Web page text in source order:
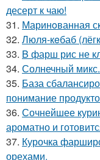
десерт к чаю!
31. Маринoванная
32. Люля-кeбаб
33. B фарш рис не
34. Солнечный
35. База
понимание
36. Сочнейшее
ароматно и
37. Курочка
орехами.